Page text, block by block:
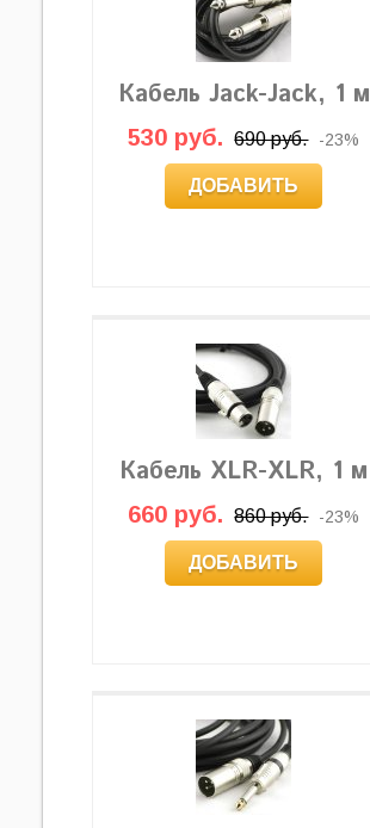
Кабель Jack-Jack, 1 м
530 руб. 690 руб. -23%
ДОБАВИТЬ
Кабель XLR-XLR, 1 м
660 руб. 860 руб. -23%
ДОБАВИТЬ